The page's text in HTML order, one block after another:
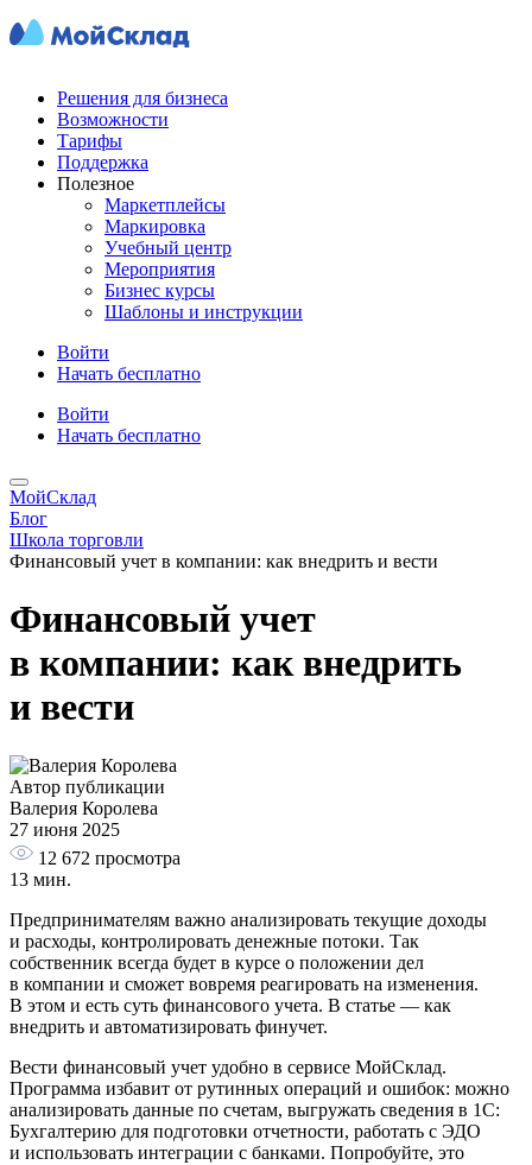
Решения для бизнеса
Возможности
Тарифы
Поддержка
Полезное
Маркетплейсы
Маркировка
Учебный центр
Мероприятия
Бизнес курсы
Шаблоны и инструкции
Войти
Начать бесплатно
Войти
Начать бесплатно
МойСклад
Блог
Школа торговли
Финансовый учет в компании: как внедрить и вести
Финансовый учет
в компании: как внедрить
и вести
Автор публикации
Валерия Королева
27 июня 2025
12 672 просмотра
13 мин.
Предпринимателям важно анализировать текущие доходы
и расходы, контролировать денежные потоки. Так
собственник всегда будет в курсе о положении дел
в компании и сможет вовремя реагировать на изменения.
В этом и есть суть финансового учета. В статье — как
внедрить и автоматизировать финучет.
Вести финансовый учет удобно в сервисе МойСклад.
Программа избавит от рутинных операций и ошибок: можно
анализировать данные по счетам, выгружать сведения в 1С:
Бухгалтерию для подготовки отчетности, работать с ЭДО
и использовать интеграции с банками. Попробуйте, это